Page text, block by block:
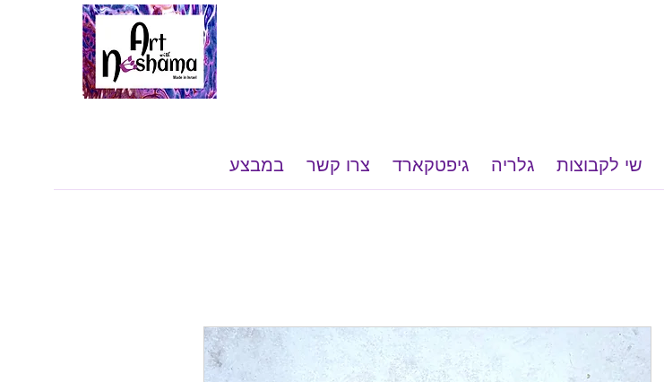
שי לקבוצות גלריה גיפטקארד צרו קשר במבצע